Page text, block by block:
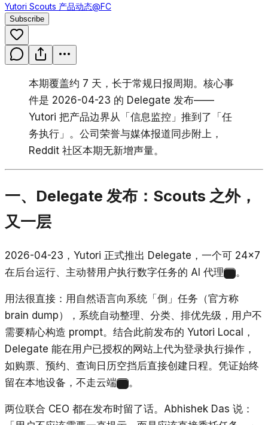
Yutori Scouts 产品动态@FC
Subscribe
本期覆盖约 7 天，长于常规日报周期。核心事
件是 2026-04-23 的 Delegate 发布——
Yutori 把产品边界从「信息监控」推到了「任
务执行」。公司荣誉与媒体报道同步附上，
Reddit 社区本期无新增声量。
一、Delegate 发布：Scouts 之外，
又一层
2026-04-23，Yutori 正式推出 Delegate，一个可 24×7
在后台运行、主动替用户执行数字任务的 AI 代理
。
用法很直接：用自然语言向系统「倒」任务（官方称
brain dump），系统自动整理、分类、排优先级，用户不
需要精心构造 prompt。结合此前发布的 Yutori Local，
Delegate 能在用户已授权的网站上代为登录执行操作，
如购票、预约、查询日历空挡后直接创建日程。凭证始终
留在本地设备，不走云端
。
两位联合 CEO 都在发布时留了话。Abhishek Das 说：